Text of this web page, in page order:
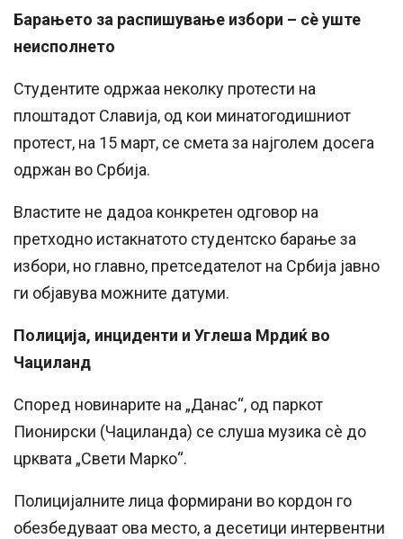
Барањето за распишување избори – сè уште
неисполнето
Студентите одржаа неколку протести на
плоштадот Славија, од кои минатогодишниот
протест, на 15 март, се смета за најголем досега
одржан во Србија.
Властите не дадоа конкретен одговор на
претходно истакнатото студентско барање за
избори, но главно, претседателот на Србија јавно
ги објавува можните датуми.
Полиција, инциденти и Углеша Мрдиќ во
Чациланд
Според новинарите на „Данас“, од паркот
Пионирски (Чациланда) се слуша музика сè до
црквата „Свети Марко“.
Полицијалните лица формирани во кордон го
обезбедуваат ова место, а десетици интервентни